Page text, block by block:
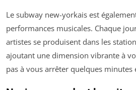
Le subway new-yorkais est
performances musicales. Chaque
artistes se produisent dans les
ajoutant une dimension vibrante à
pas à vous arrêter quelques